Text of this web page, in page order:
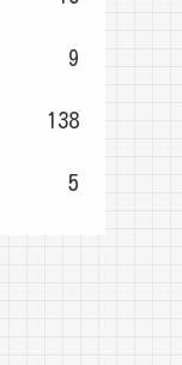
9
138
5